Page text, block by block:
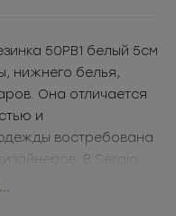
50РВ1 белый 5см
нижнего белья,
Она отличается
и
востребована
В Sergio
разных размеров и